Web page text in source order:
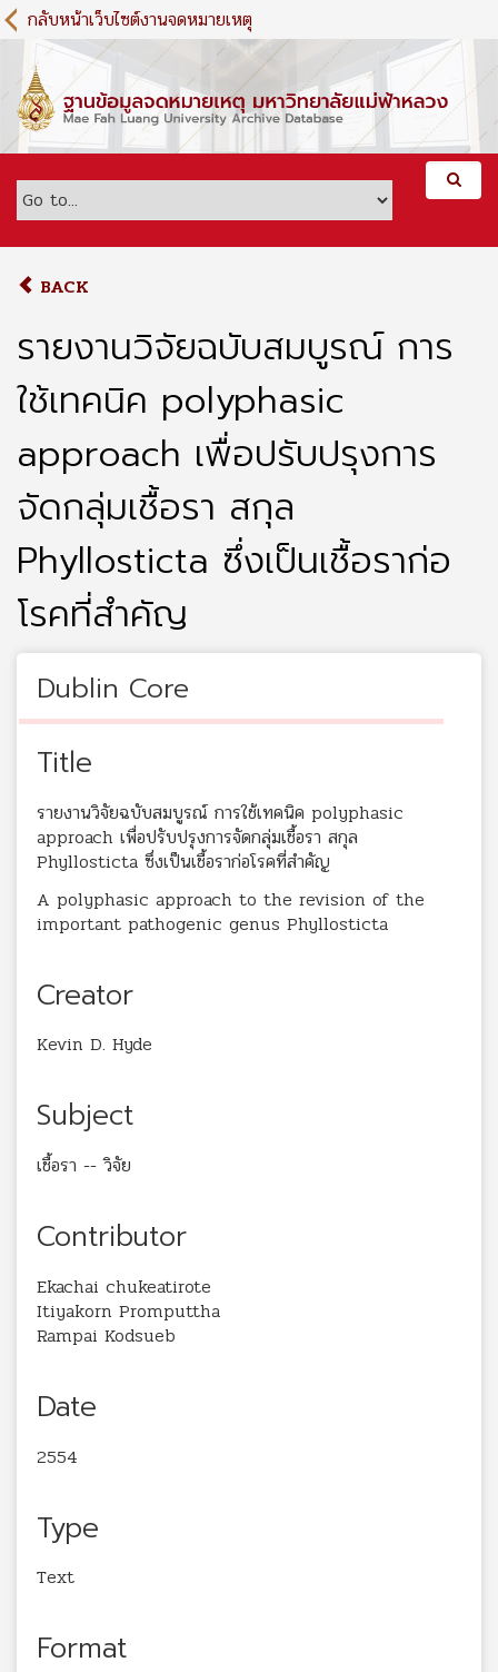
S
k
m
c
กลับหน้าเว็บไซต์งานจดหมายเหตุ
BACK
รายงานวิจัยฉบับสมบูรณ์ การ
ใช้เทคนิค polyphasic
approach เพื่อปรับปรุงการ
จัดกลุ่มเชื้อรา สกุล
Phyllosticta ซึ่งเป็นเชื้อราก่อ
โรคที่สำคัญ
Dublin Core
Title
รายงานวิจัยฉบับสมบูรณ์ การใช้เทคนิค polyphasic
approach เพื่อปรับปรุงการจัดกลุ่มเชื้อรา สกุล
Phyllosticta ซึ่งเป็นเชื้อราก่อโรคที่สำคัญ
A polyphasic approach to the revision of the
important pathogenic genus Phyllosticta
Creator
Kevin D. Hyde
Subject
เชื้อรา -- วิจัย
Contributor
Ekachai chukeatirote
Itiyakorn Promputtha
Rampai Kodsueb
Date
2554
Type
Text
Format